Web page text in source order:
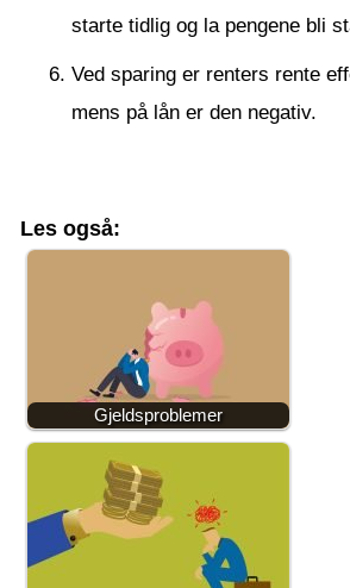
starte tidlig og la pengene bli
Ved sparing er renters rente
mens på lån er den negativ.
Les også:
Gjeldsproblemer